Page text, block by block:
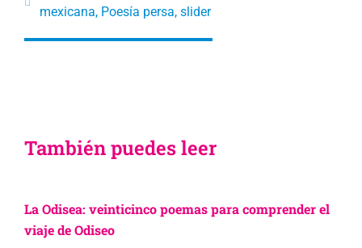
mexicana, Poesía persa, slider
También puedes leer
La Odisea: veinticinco poemas para comprender el
viaje de Odiseo